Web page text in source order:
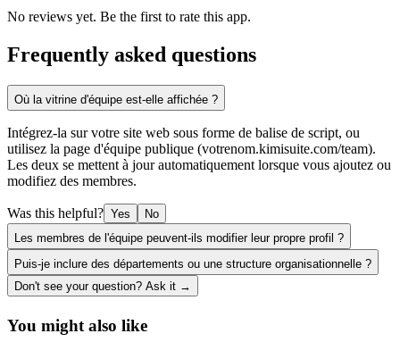
No reviews yet. Be the first to rate this app.
Frequently asked questions
Où la vitrine d'équipe est-elle affichée ?
Intégrez-la sur votre site web sous forme de balise de script, ou
utilisez la page d'équipe publique (votrenom.kimisuite.com/team).
Les deux se mettent à jour automatiquement lorsque vous ajoutez ou
modifiez des membres.
Was this helpful? Yes
No
Les membres de l'équipe peuvent-ils modifier leur propre profil ?
Puis-je inclure des départements ou une structure organisationnelle ?
Don't see your question? Ask it →
You might also like